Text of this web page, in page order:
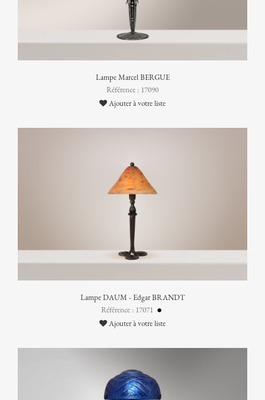
Lampe Marcel BERGUE
Référence : 17090
Ajouter à votre liste
Lampe DAUM - Edgar BRANDT
Référence : 17071
Ajouter à votre liste